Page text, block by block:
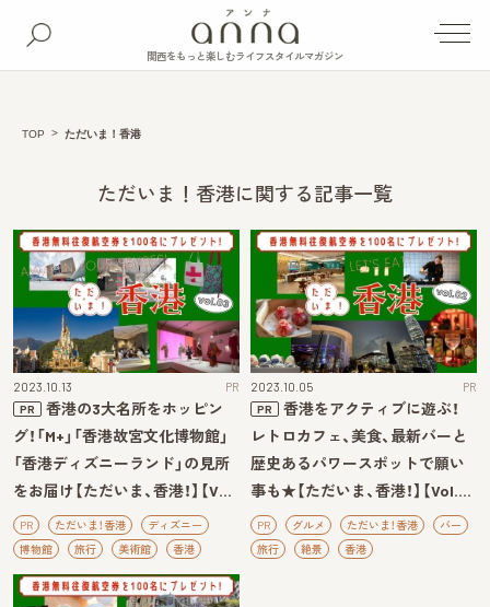
関西をもっと楽しむライフスタイルマガジン
TOP ただいま！香港
ただいま！香港に関する記事一覧
2023.10.13 PR
PR
香港の3大名所をホッピン
グ！「M+」「香港故宮文化博物館」
「香港ディズニーランド」の見所
をお届け【ただいま、香港！】【V…
PR ただいま！香港
ディズニー
博物館
旅行 美術館 香港
2023.10.05 PR
PR
香港をアクティブに遊ぶ！
レトロカフェ、美食、最新バーと
歴史あるパワースポットで願い
事も★【ただいま、香港！】【Vol.…
PR グルメ ただいま！香港
バー
旅行
絶景 香港